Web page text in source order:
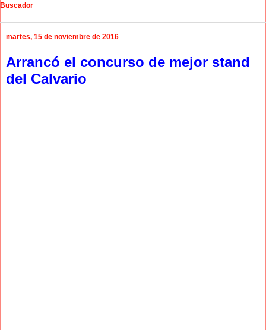
Buscador
martes, 15 de noviembre de 2016
Arrancó el concurso de mejor stand
del Calvario